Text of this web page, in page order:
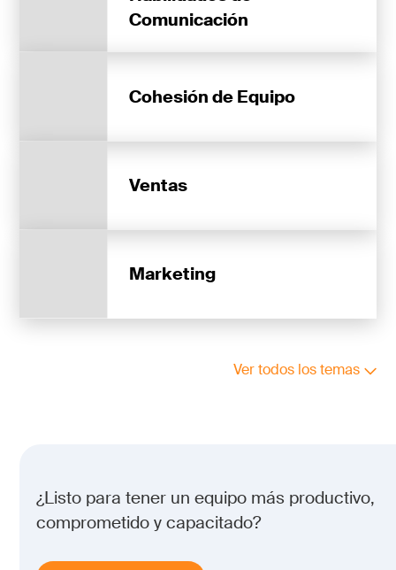
Comunicación
Cohesión de Equipo
Ventas
Marketing
Ver todos los temas
¿Listo para tener un equipo más productivo,
comprometido y capacitado?